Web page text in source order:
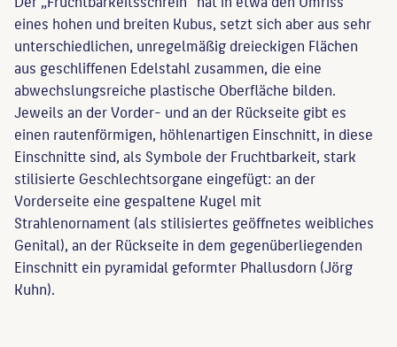
eines hohen und breiten Kubus, setzt sich aber aus sehr
unterschiedlichen, unregelmäßig dreieckigen Flächen
aus geschliffenen Edelstahl zusammen, die eine
abwechslungsreiche plastische Oberfläche bilden.
Jeweils an der Vorder- und an der Rückseite gibt es
einen rautenförmigen, höhlenartigen Einschnitt, in diese
Einschnitte sind, als Symbole der Fruchtbarkeit, stark
stilisierte Geschlechtsorgane eingefügt: an der
Vorderseite eine gespaltene Kugel mit
Strahlenornament (als stilisiertes geöffnetes weibliches
Genital), an der Rückseite in dem gegenüberliegenden
Einschnitt ein pyramidal geformter Phallusdorn (Jörg
Kuhn).